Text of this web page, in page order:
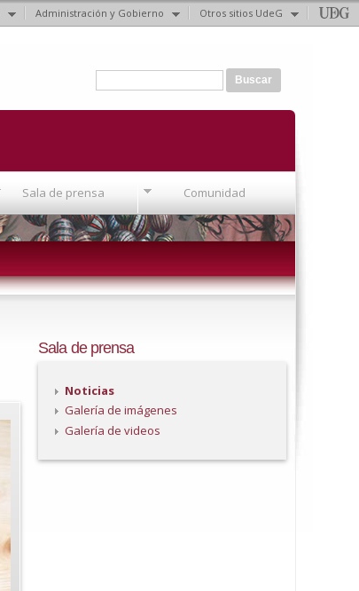
Administración y Gobierno Otros sitios UdeG
Formulario de búsqueda
Sala de prensa Comunidad
Sala de prensa
Noticias
Galería de imágenes
Galería de videos